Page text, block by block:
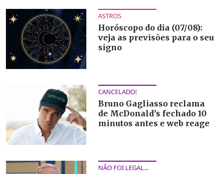
ASTROS
Horóscopo do dia (07/08):
veja as previsões para o seu
signo
CANCELADO!
Bruno Gagliasso reclama
de McDonald’s fechado 10
minutos antes e web reage
NÃO FOI LEGAL...